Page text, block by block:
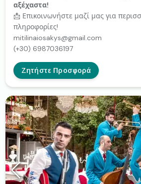
αξέχαστα!
📩 Επικοινωνήστε μαζί μας για
πληροφορίες!
mitilinaiosakys@gmail.com
(+30) 6987036197
Ζητήστε Προσφορά